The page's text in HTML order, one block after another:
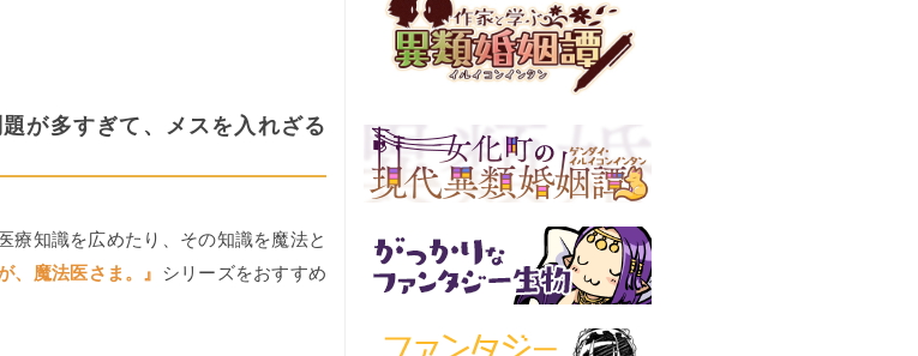
が多すぎて、メスを入れざる
知識を広めたり、その知識を魔法と
、魔法医さま。』 シリーズをおすすめ